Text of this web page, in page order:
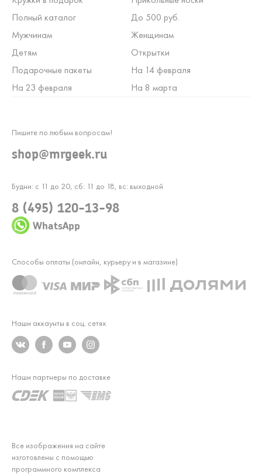
Полный каталог
До 500 руб.
Мужчинам
Женщинам
Детям
Открытки
Подарочные пакеты
На 14 февраля
На 23 февраля
На 8 марта
Будни: с 11 до 20, сб: 11 до 18, вс: выходной
8 (495) 120-13-98
WhatsApp
Пишите по любым вопросам!
shop@mrgeek.ru
Наши аккаунты в соц. сетях
Все изображения на сайте
изготовлены с помощью
программного комплекса
Способы оплаты (онлайн, курьеру и в магазине)
Наши партнеры по доставке